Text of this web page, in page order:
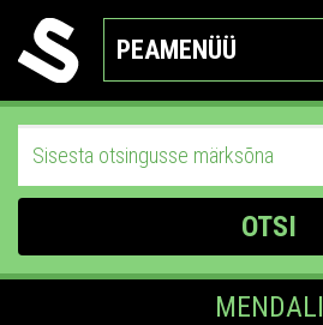
PEAMENÜÜ
OTSI
MENDALI